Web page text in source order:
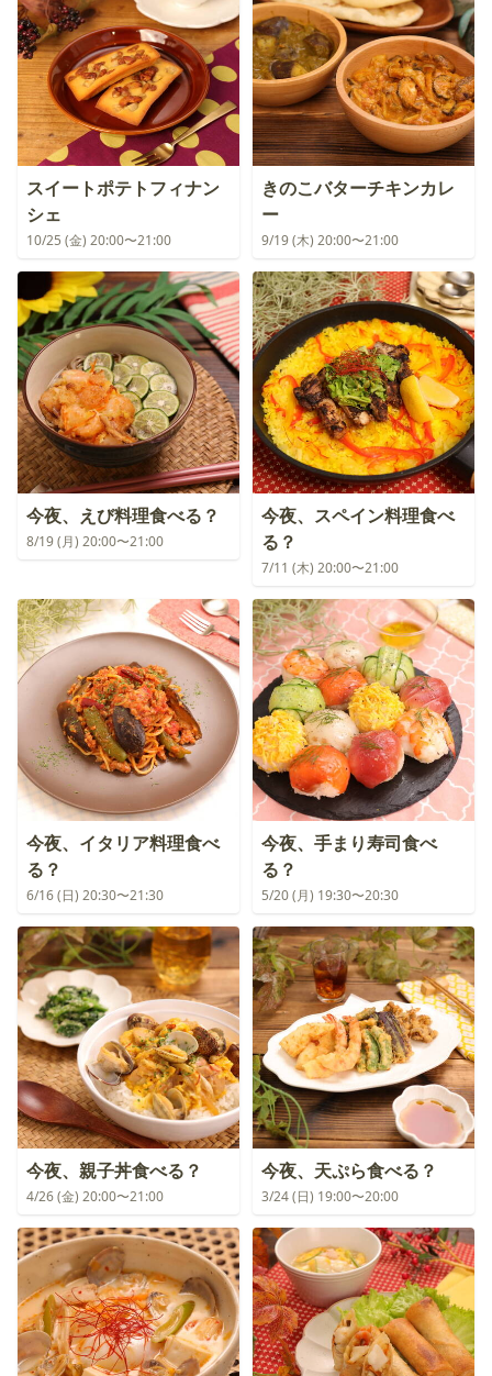
スイートポテトフィナン
シェ
10/25 (金) 20:00〜21:00
きのこバターチキンカレ
ー
9/19 (木) 20:00〜21:00
今夜、えび料理食べる？
8/19 (月) 20:00〜21:00
今夜、スペイン料理食べ
る？
7/11 (木) 20:00〜21:00
今夜、イタリア料理食べ
る？
6/16 (日) 20:30〜21:30
今夜、手まり寿司食べ
る？
5/20 (月) 19:30〜20:30
今夜、親子丼食べる？
4/26 (金) 20:00〜21:00
今夜、天ぷら食べる？
3/24 (日) 19:00〜20:00